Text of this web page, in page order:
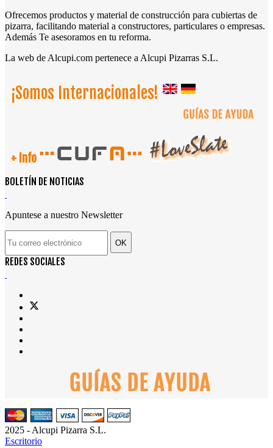
Ofrecemos productos y material de construcción para cubiertas de
pizarra, facilitando material a constructores, particulares o empresas.
Además Te asesoramos en tu reforma.
La web de Alcupi.com pertenece a Alcupi Pizarras S.L.
¡Somos Internacionales!
+ Info
BOLETÍN DE NOTICIAS
Apuntese a nuestro Newsletter
OK
REDES SOCIALES
2025 - Alcupi Pizarra S.L.
Escritorio